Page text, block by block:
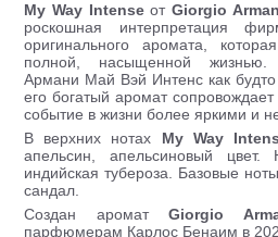
My Way Intenseот Giorgio
роскошная интерпретация
оригинального аромата,
полной, насыщенной жизнью.
Армани Май Вэй Интенс как
его богатый аромат
событие в жизни более яркими и
В верхних нотах My Way
апельсин, апельсиновый цвет.
индийская тубероза. Базовые
сандал.
Создан ароматGiorgio
парфюмерам Карлос Бенаим в